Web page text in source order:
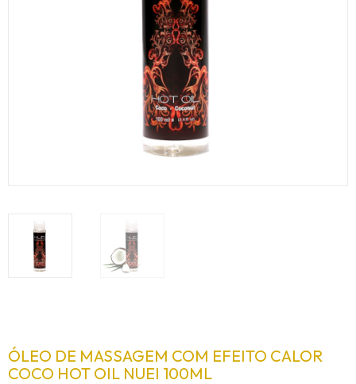
ÓLEO DE MASSAGEM COM EFEITO CALOR
COCO HOT OIL NUEI 100ML